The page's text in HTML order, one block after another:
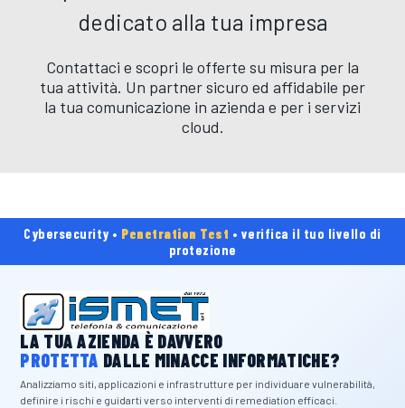
dedicato alla tua impresa
Contattaci e scopri le offerte su misura per la
tua attività. Un partner sicuro ed affidabile per
la tua comunicazione in azienda e per i servizi
cloud.
Cybersecurity • Penetration Test • verifica il tuo livello di
protezione
LA TUA AZIENDA È DAVVERO
PROTETTA DALLE MINACCE INFORMATICHE?
Analizziamo siti, applicazioni e infrastrutture per individuare vulnerabilità,
definire i rischi e guidarti verso interventi di remediation efficaci.